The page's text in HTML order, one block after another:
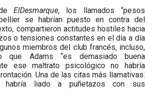
deElDesmarque, los llamados “pesos
se habrían puesto en contra del
compartieron actitudes hostiles hacia
o tensiones constantes en el día a día
miembros del club francés, incluso,
que Adams “es demasiado buena
ese maltrato psicológico no habría
Una de las citas más llamativas:
habría liado a puñetazos con sus